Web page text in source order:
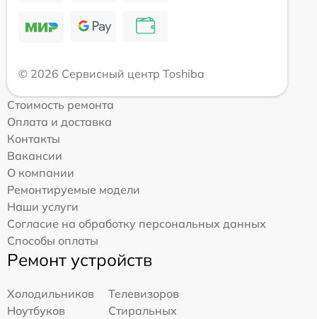
© 2026 Сервисный центр Toshiba
Стоимость ремонта
Оплата и доставка
Контакты
Вакансии
О компании
Ремонтируемые модели
Наши услуги
Согласие на обработку персональных данных
Способы оплаты
Ремонт устройств
Холодильников
Телевизоров
Ноутбуков
Стиральных